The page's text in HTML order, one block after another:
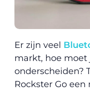
Er zijn veel
markt, hoe moet
onderscheiden?
Rockster Go